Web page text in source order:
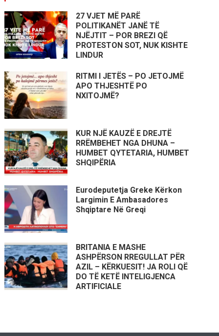
27 VJET MË PARË
POLITIKANËT JANË TË
NJËJTIT – POR BREZI QË
PROTESTON SOT, NUK KISHTE
LINDUR
RITMI I JETËS – PO JETOJMË
APO THJESHTË PO
NXITOJMË?
KUR NJË KAUZË E DREJTË
RRËMBEHET NGA DHUNA –
HUMBET QYTETARIA, HUMBET
SHQIPËRIA
Eurodeputetja Greke Kërkon
Largimin E Ambasadores
Shqiptare Në Greqi
BRITANIA E MASHE
ASHPËRSON RREGULLAT PËR
AZIL – KËRKUESIT! JA ROLI QË
DO TË KETË INTELIGJENCA
ARTIFICIALE